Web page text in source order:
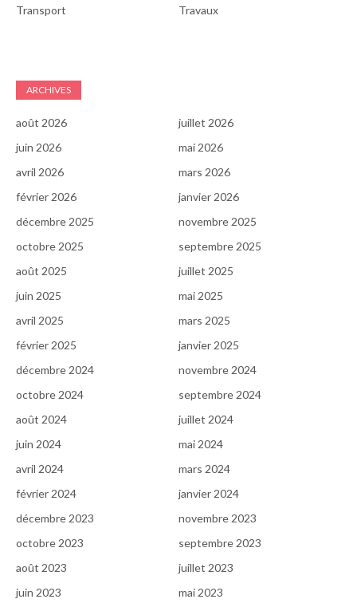
Transport
Travaux
ARCHIVES
août 2026
juillet 2026
juin 2026
mai 2026
avril 2026
mars 2026
février 2026
janvier 2026
décembre 2025
novembre 2025
octobre 2025
septembre 2025
août 2025
juillet 2025
juin 2025
mai 2025
avril 2025
mars 2025
février 2025
janvier 2025
décembre 2024
novembre 2024
octobre 2024
septembre 2024
août 2024
juillet 2024
juin 2024
mai 2024
avril 2024
mars 2024
février 2024
janvier 2024
décembre 2023
novembre 2023
octobre 2023
septembre 2023
août 2023
juillet 2023
juin 2023
mai 2023